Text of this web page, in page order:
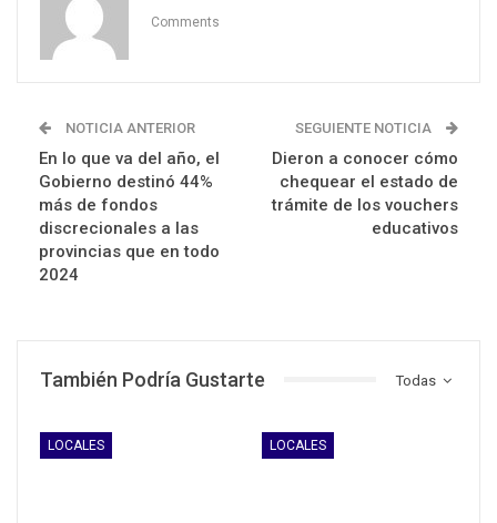
Comments
NOTICIA ANTERIOR
En lo que va del año, el
Gobierno destinó 44%
más de fondos
discrecionales a las
provincias que en todo
2024
SEGUIENTE NOTICIA
Dieron a conocer cómo
chequear el estado de
trámite de los vouchers
educativos
Todas
También Podría Gustarte
LOCALES LOCALES